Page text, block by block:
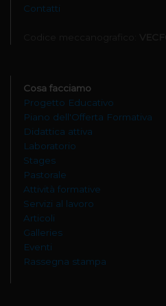
Contatti
Cosa facciamo
Progetto Educativo
Piano dell'Offerta Formativa
Didattica attiva
Laboratorio
Stages
Pastorale
Attività formative
Servizi al lavoro
Articoli
Galleries
Eventi
Rassegna stampa